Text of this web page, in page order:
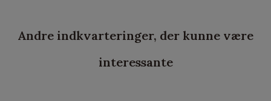
Andre indkvarteringer, der kunne være
interessante